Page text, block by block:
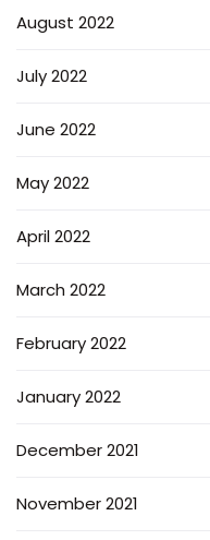
August 2022
July 2022
June 2022
May 2022
April 2022
March 2022
February 2022
January 2022
December 2021
November 2021